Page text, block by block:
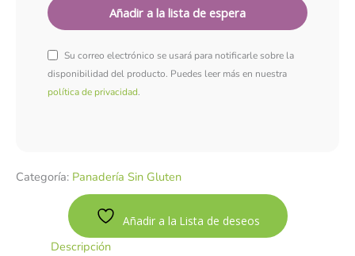
Su correo electrónico se usará para notificarle sobre la
disponibilidad del producto. Puedes leer más en nuestra
política de privacidad.
Categoría: Panadería Sin Gluten
Añadir a la Lista de deseos
Descripción